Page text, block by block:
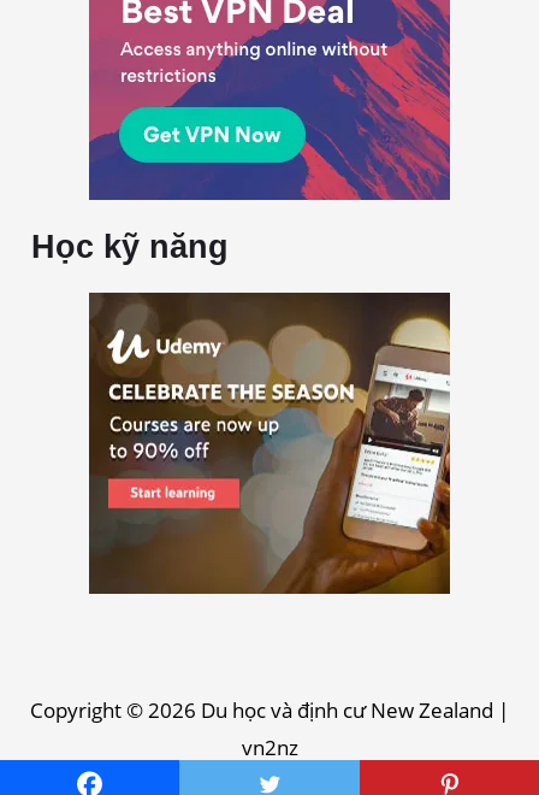
Học kỹ năng
Copyright © 2026 Du học và định cư New Zealand |
vn2nz